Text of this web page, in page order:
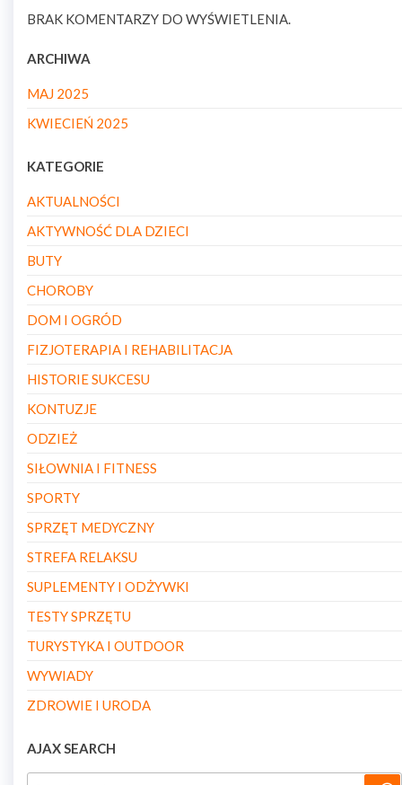
BRAK KOMENTARZY DO WYŚWIETLENIA.
ARCHIWA
MAJ 2025
KWIECIEŃ 2025
KATEGORIE
AKTUALNOŚCI
AKTYWNOŚĆ DLA DZIECI
BUTY
CHOROBY
DOM I OGRÓD
FIZJOTERAPIA I REHABILITACJA
HISTORIE SUKCESU
KONTUZJE
ODZIEŻ
SIŁOWNIA I FITNESS
SPORTY
SPRZĘT MEDYCZNY
STREFA RELAKSU
SUPLEMENTY I ODŻYWKI
TESTY SPRZĘTU
TURYSTYKA I OUTDOOR
WYWIADY
ZDROWIE I URODA
AJAX SEARCH